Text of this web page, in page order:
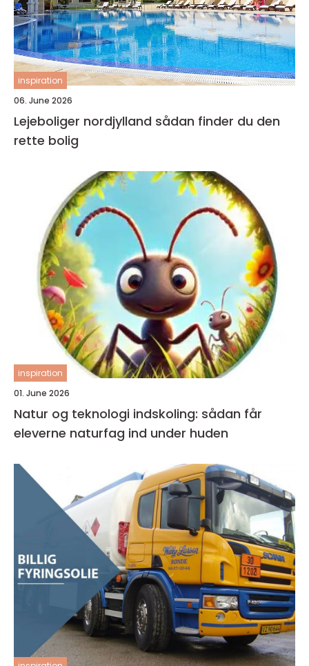
inspiration
06. June 2026
Lejeboliger nordjylland sådan finder du den
rette bolig
inspiration
01. June 2026
Natur og teknologi indskoling: sådan får
eleverne naturfag ind under huden